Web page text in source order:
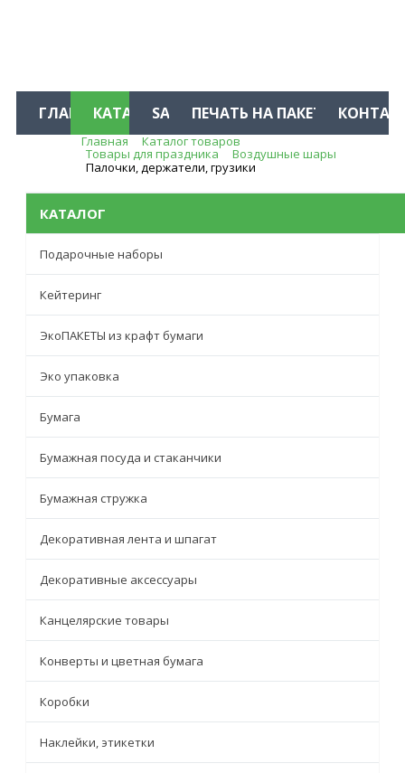
ГЛАВНАЯКАТАЛОГSALE %ПЕЧАТЬ НА ПАКЕТАХ
Главная Каталог товаров
Товары для праздника Воздушные шары
Палочки, держатели, грузики
КАТАЛОГ
Подарочные наборы
Кейтеринг
ЭкоПАКЕТЫ из крафт бумаги
Эко упаковка
Бумага
Бумажная посуда и стаканчики
Бумажная стружка
Декоративная лента и шпагат
Декоративные аксессуары
Канцелярские товары
Конверты и цветная бумага
Коробки
Наклейки, этикетки